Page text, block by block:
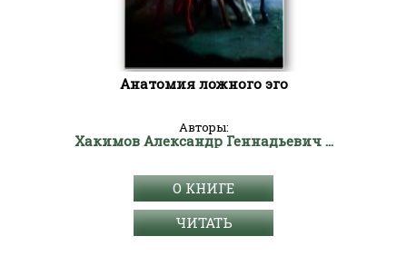
Анатомия ложного эго
Авторы:
Хакимов Александр Геннадьевич "Чайтанья Чандра Чаран Прабху"
О КНИГЕ
ЧИТАТЬ